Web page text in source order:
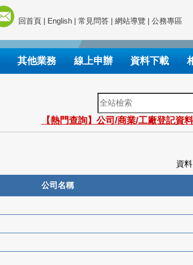
回首頁 | English | 常見問答 | 網站導覽 | 公務專區
其他業務 線上申辦 資料下載
全
站
檢
索
【熱門查詢】公司/商業/工廠登記資料
資
公司名稱